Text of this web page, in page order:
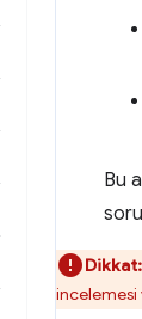
Bu
Dikkat:
incelemesi